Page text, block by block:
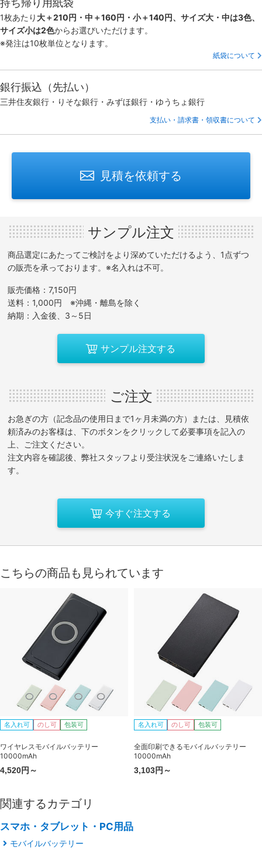
1枚あたり 大＋210円・中＋160円・小＋140円、サイズ大・中は3色、
サイズ小は2色からお選びいただけます。
※発注は10枚単位となります。
紙袋について
銀行振込（先払い）
三井住友銀行・りそな銀行・みずほ銀行・ゆうちょ銀行
支払い・請求書・領収書について
見積を依頼する
サンプル注文
商品選定にあたってご検討をより深めていただけるよう、1点ずつ
の販売を承っております。※名入れは不可。
販売価格：7,150円
送料：1,000円 ※沖縄・離島を除く
納期：入金後、3～5日
サンプル注文する
ご注文
お急ぎの方（記念品の使用日まで1ヶ月未満の方）または、見積依
頼済みのお客様は、下のボタンをクリックして必要事項を記入の
上、ご注文ください。
注文内容を確認後、弊社スタッフより受注状況をご連絡いたしま
す。
今すぐ注文する
こちらの商品も見られています
名入れ可 のし可 包装可
ワイヤレスモバイルバッテリー
10000mAh
4,520円～
名入れ可 のし可 包装可
全面印刷できるモバイルバッテリー
10000mAh
3,103円～
関連するカテゴリ
スマホ・タブレット・PC用品
モバイルバッテリー